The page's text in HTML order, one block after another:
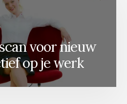
voor nieuw
op je werk